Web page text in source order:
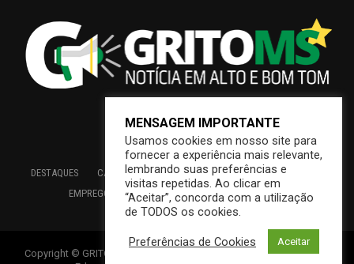
DESTAQUES CAMPO GRANDE BRASIL SAÚDE
ECONOMIA
EMPREGO
EDUCAÇÃO INTERIOR PREFEITURA
Copyright © GRITOMS | Mantido por INDIOWEB – Soluções Online –
MENSAGEM IMPORTANTE
Usamos cookies em nosso site para
fornecer a experiência mais relevante,
lembrando suas preferências e
visitas repetidas. Ao clicar em
“Aceitar”, concorda com a utilização
de TODOS os cookies.
Preferências de Cookies Aceitar